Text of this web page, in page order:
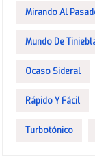
Mirando Al
Mundo De
Ocaso Sideral
Rápido Y Fácil
Turbotónico